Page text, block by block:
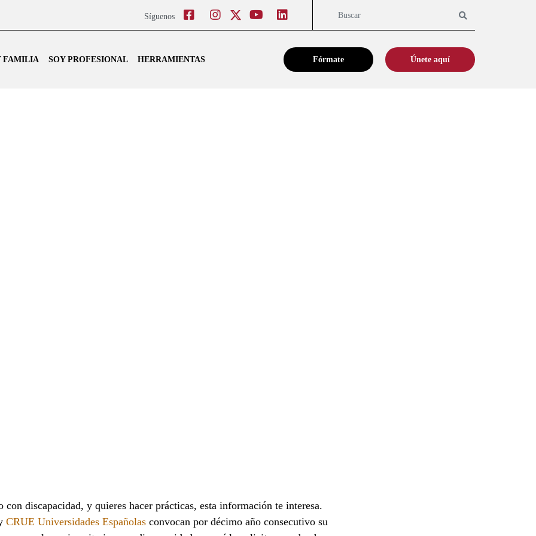
Síguenos
FacebookInstagram
Twitter Youtube
Buscar
FAMILIA SOY PROFESIONAL HERRAMIENTAS Fórmate Únete aquí
con discapacidad, y quieres hacer prácticas, esta información te interesa.
CRUE Universidades Españolas convocan por décimo año consecutivo su